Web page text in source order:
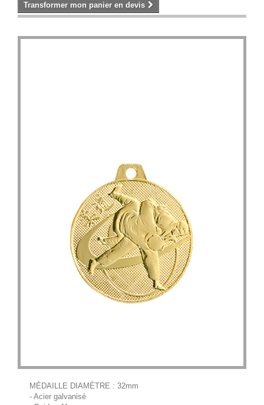
Transformer mon panier en devis
MÉDAILLE DIAMÈTRE : 32mm
- Acier galvanisé